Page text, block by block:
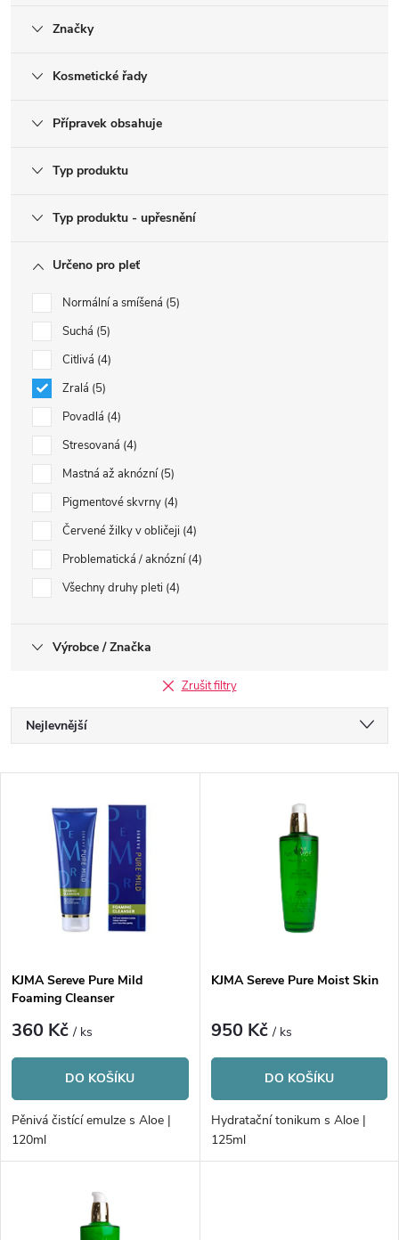
Značky
Kosmetické řady
Přípravek obsahuje
Typ produktu
Typ produktu - upřesnění
Určeno pro pleť
Normální a smíšená 5
Suchá 5
Citlivá 4
Zralá 5
Povadlá 4
Stresovaná 4
Mastná až aknózní 5
Pigmentové skvrny 4
Červené žilky v obličeji 4
Problematická / aknózní 4
Všechny druhy pleti 4
Výrobce / Značka
Zrušit filtry
Ř
a
p
r
o
d
u
Nejlevnější
Abecedně
s
p
r
o
d
KJMA Sereve Pure Mild
Foaming Cleanser
360 Kč/ ks
DO KOŠÍKU
Pěnivá čistící emulze s Aloe |
120ml
KJMA Sereve Pure Moist Skin
950 Kč/ ks
DO KOŠÍKU
Hydratační tonikum s Aloe |
125ml